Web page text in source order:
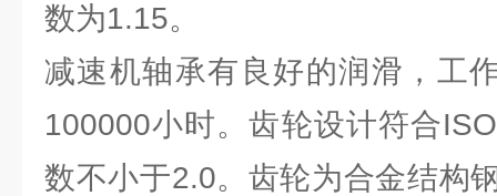
数为1.15。
减速机轴承有良好的润滑，工
100000小时。齿轮设计符合
数不小于2.0。齿轮为合金结构